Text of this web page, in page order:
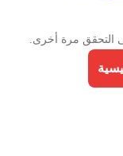
التحقق مرة أخرى.